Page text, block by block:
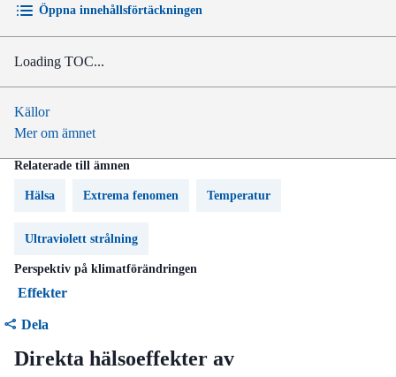
Öppna innehållsförtäckningen
Loading TOC...
Källor
Mer om ämnet
Relaterade till ämnen
Hälsa Extrema fenomen Temperatur
Ultraviolett strålning
Perspektiv på klimatförändringen
Effekter
Dela
Direkta hälsoeffekter av